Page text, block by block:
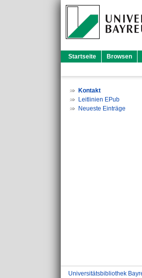
Startseite Browsen
Kontakt
Leitlinien EPub
Neueste Einträge
Universitätsbibliothek